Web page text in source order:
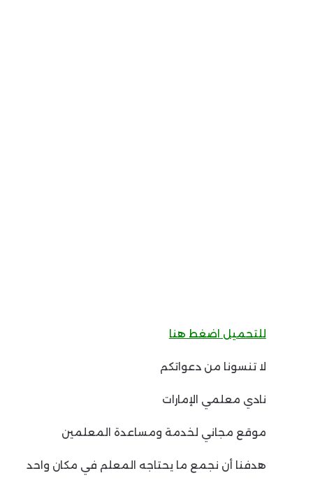
للتحميل اضغط هنا
لا تنسونا من دعواتكم
نادي معلمي الإمارات
موقع مجاني لخدمة ومساعدة المعلمين
هدفنا أن نجمع ما يحتاجه المعلم في مكان واحد